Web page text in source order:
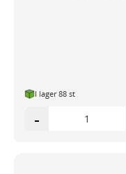
I lager 88 st
-